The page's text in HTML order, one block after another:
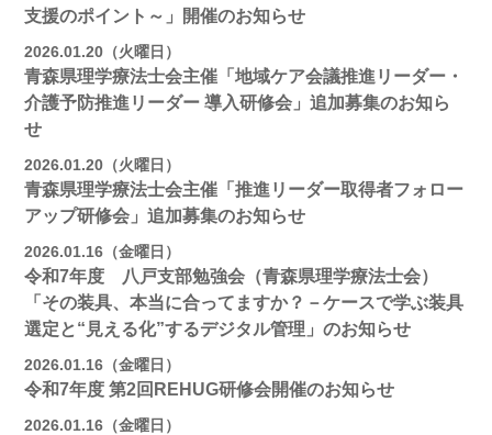
支援のポイント～」開催のお知らせ
2026.01.20（火曜日）
青森県理学療法士会主催「地域ケア会議推進リーダー・
介護予防推進リーダー 導入研修会」追加募集のお知ら
せ
2026.01.20（火曜日）
青森県理学療法士会主催「推進リーダー取得者フォロー
アップ研修会」追加募集のお知らせ
2026.01.16（金曜日）
令和7年度 八戸支部勉強会（青森県理学療法士会）
「その装具、本当に合ってますか？－ケースで学ぶ装具
選定と“見える化”するデジタル管理」のお知らせ
2026.01.16（金曜日）
令和7年度 第2回REHUG研修会開催のお知らせ
2026.01.16（金曜日）